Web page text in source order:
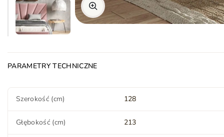
PARAMETRY TECHNICZNE
Szerokość (cm) 128
Głębokość (cm) 213